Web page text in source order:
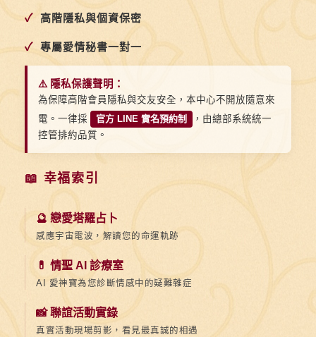
✓ 高階隱私與個資保密
✓ 專屬愛情秘書一對一
⚠️ 隱私保護聲明：
為保障高階會員隱私與交友安全，本中心不開放隨意來
電。一律採
官方 LINE 實名預約制
，由總部系統統一
控管排約品質。
📖 幸福索引
🔮 戀愛塔羅占卜
感應宇宙電波，解讀您的命運軌跡
💊 情聖 AI 診療室
AI 愛神寶為您診斷情感中的疑難雜症
📸 聯誼活動實錄
真實活動現場剪影，看見最真誠的相遇